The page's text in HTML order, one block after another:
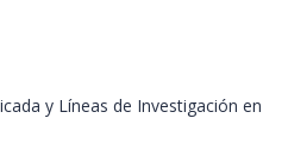
y Líneas de Investigación en